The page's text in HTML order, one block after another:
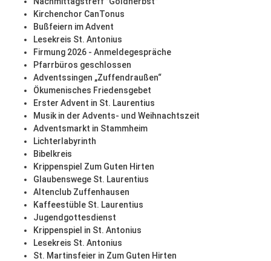
Kirchenchor CanTonus
Bußfeiern im Advent
Lesekreis St. Antonius
Firmung 2026 - Anmeldegespräche
Pfarrbüros geschlossen
Adventssingen „Zuffendraußen“
Ökumenisches Friedensgebet
Erster Advent in St. Laurentius
Musik in der Advents- und Weihnachtszeit
Adventsmarkt in Stammheim
Lichterlabyrinth
Bibelkreis
Krippenspiel Zum Guten Hirten
Glaubenswege St. Laurentius
Altenclub Zuffenhausen
Kaffeestüble St. Laurentius
Jugendgottesdienst
Krippenspiel in St. Antonius
Lesekreis St. Antonius
St. Martinsfeier in Zum Guten Hirten